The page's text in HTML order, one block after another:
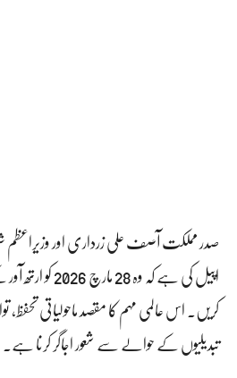
صدر مملکت آصف علی زرداری اور
اپیل کی ہے کہ وہ
کریں۔ اس عالمی مہم کا مقصد ماحولیاتی تحفظ،
تبدیلیوں کے حوالے سے شعور اجاگر کرنا ہے۔